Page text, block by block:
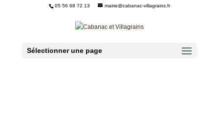
05 56 68 72 13 mairie@cabanac-villagrains.fr
Sélectionner une page